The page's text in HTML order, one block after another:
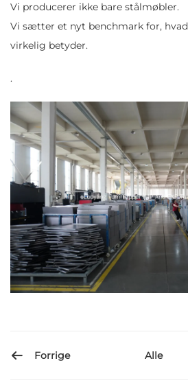
Vi producerer ikke bare stålmøbler.
Vi sætter et nyt benchmark for, hvad
virkelig betyder.
.
Forrige Alle